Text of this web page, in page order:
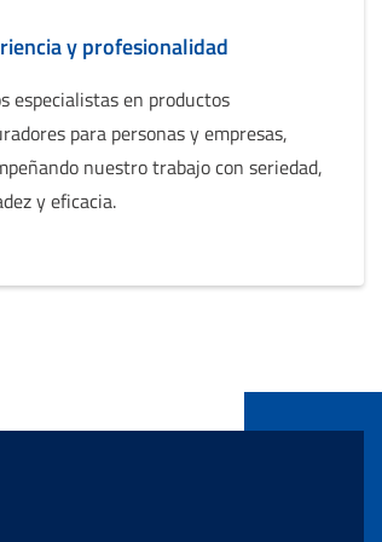
y profesionalidad
especialistas en productos
para personas y empresas,
nuestro trabajo con seriedad,
y eficacia.